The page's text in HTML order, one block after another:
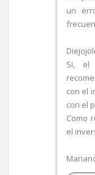
un
Si, el
con el
con el
Como
el